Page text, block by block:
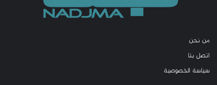
من نحن
اتصل بنا
سياسة الخصوصية